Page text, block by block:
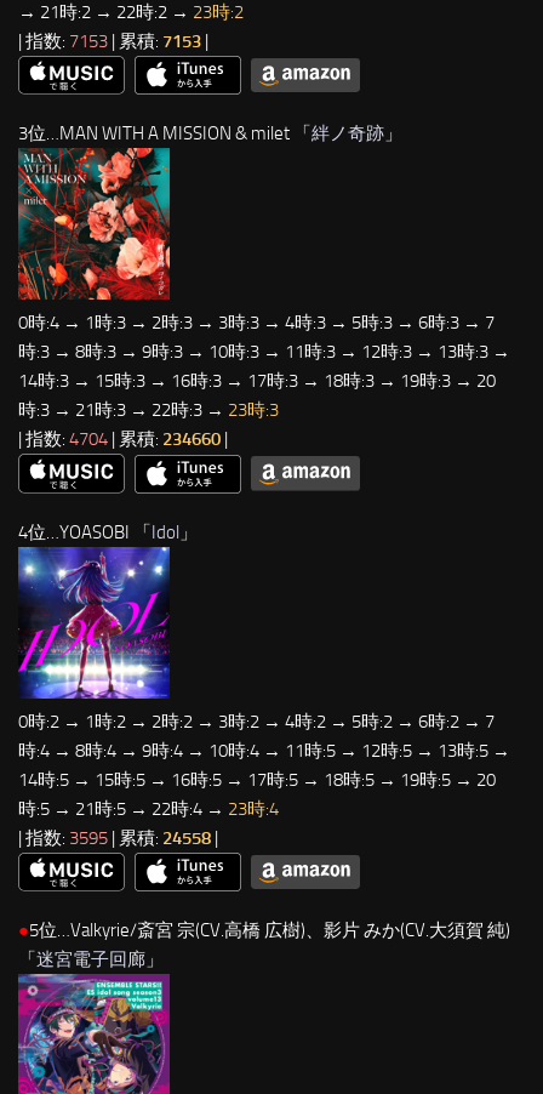
→ 21時:2 → 22時:2 → 23時:2
| 指数: 7153 | 累積: 7153 |
3位…MAN WITH A MISSION & milet 「 絆ノ奇跡 」
0時:4 → 1時:3 → 2時:3 → 3時:3 → 4時:3 → 5時:3 → 6時:3 → 7
時:3 → 8時:3 → 9時:3 → 10時:3 → 11時:3 → 12時:3 → 13時:3 →
14時:3 → 15時:3 → 16時:3 → 17時:3 → 18時:3 → 19時:3 → 20
時:3 → 21時:3 → 22時:3 → 23時:3
| 指数: 4704 | 累積: 234660
4位…YOASOBI 「Idol 」
0時:2 → 1時:2 → 2時:2 → 3時:2 → 4時:2 → 5時:2 → 6時:2 → 7
時:4 → 8時:4 → 9時:4 → 10時:4 → 11時:5 → 12時:5 → 13時:5 →
14時:5 → 15時:5 → 16時:5 → 17時:5 → 18時:5 → 19時:5 → 20
時:5 → 21時:5 → 22時:4 → 23時:4
| 指数: 3595 | 累積: 24558 |
●5位…Valkyrie/斎宮 宗(CV.高橋 広樹)、影片 みか(CV.大須賀 純)
「迷宮電子回廊 」